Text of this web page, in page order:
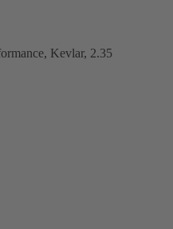
Kevlar, 2.35